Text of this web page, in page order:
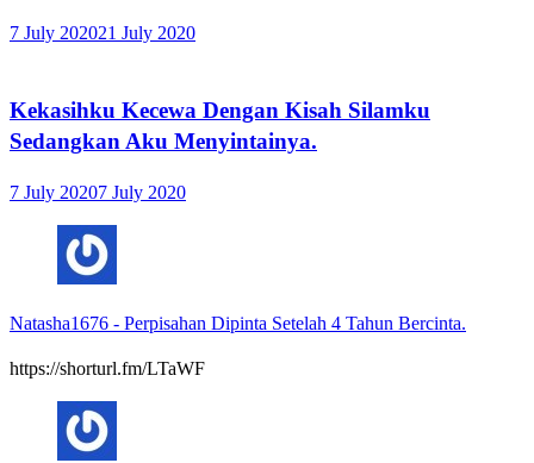
7 July 202021 July 2020
Kekasihku Kecewa Dengan Kisah Silamku
Sedangkan Aku Menyintainya.
7 July 20207 July 2020
Natasha1676 - Perpisahan Dipinta Setelah 4 Tahun Bercinta.
https://shorturl.fm/LTaWF